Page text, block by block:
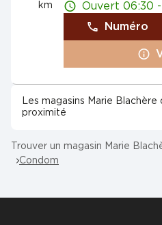
km
Ouvert 06:30 -
Numéro
Les magasins Marie Blachère
proximité
Trouver un magasin Marie
Condom